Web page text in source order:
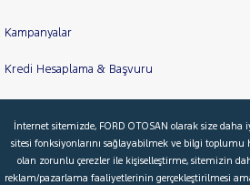
Kampanyalar
Kredi Hesaplama & Başvuru
© 2026 Ford Türkiye Ford Kurumsal
Şartlar & Kişisel Verilerin Korunması S.S.S.
İnternet sitemizde, FORD OTOSAN olarak size
sitesi fonksiyonlarını sağlayabilmek ve bilgi
olan zorunlu çerezler ile kişiselleştirme, sitemizin
reklam/pazarlama faaliyetlerinin gerçekleştirilmesi